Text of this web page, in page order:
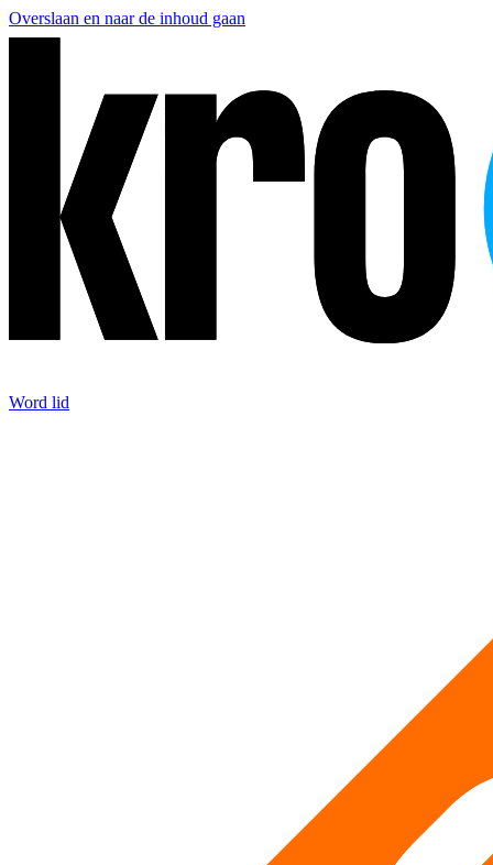
Overslaan en naar de inhoud gaan
Word lid